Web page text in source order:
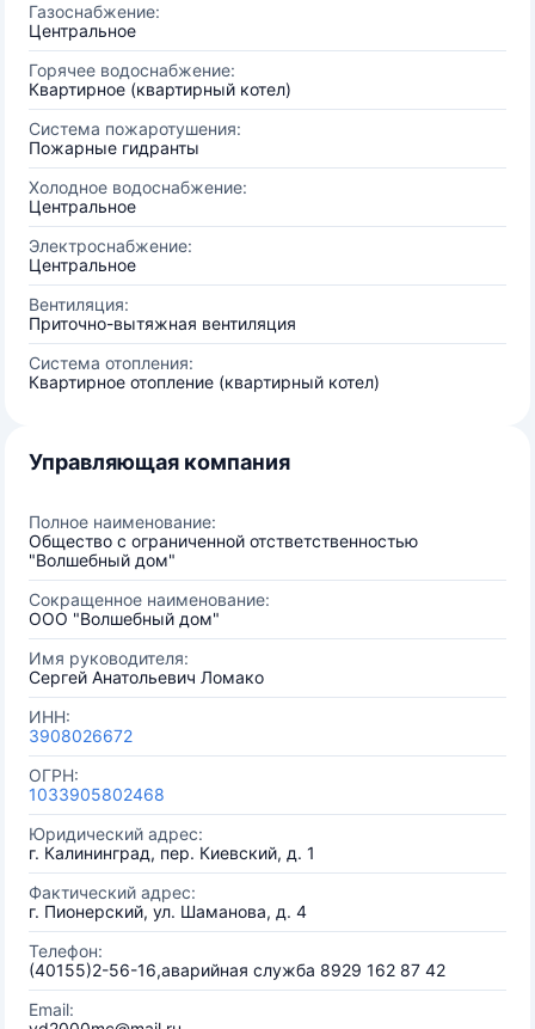
Газоснабжение:
Центральное
Горячее водоснабжение:
Квартирное (квартирный котел)
Система пожаротушения:
Пожарные гидранты
Холодное водоснабжение:
Центральное
Электроснабжение:
Центральное
Вентиляция:
Приточно-вытяжная вентиляция
Система отопления:
Квартирное отопление (квартирный котел)
Управляющая компания
Полное наименование:
Общество с ограниченной отстветственностью
"Волшебный дом"
Сокращенное наименование:
ООО "Волшебный дом"
Имя руководителя:
Сергей Анатольевич Ломако
ИНН:
3908026672
ОГРН:
1033905802468
Юридический адрес:
г. Калининград, пер. Киевский, д. 1
Фактический адрес:
г. Пионерский, ул. Шаманова, д. 4
Телефон:
(40155)2-56-16,аварийная служба 8929 162 87 42
Email: